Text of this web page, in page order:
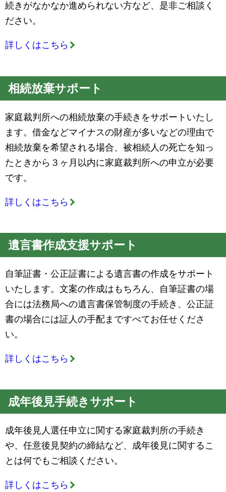
続きがなかなか進められない方など、是非ご相談く
ださい。
詳しくはこちら
相続放棄サポート
家庭裁判所への相続放棄の手続きをサポートいたし
ます。借金などマイナスの財産が多いなどの理由で
相続放棄を希望される場合、被相続人の死亡を知っ
たときから３ヶ月以内に家庭裁判所への申立が必要
です。
詳しくはこちら
遺言書作成支援サポート
自筆証書・公正証書による遺言書の作成をサポート
いたします。文案の作成はもちろん、自筆証書の場
合には法務局への遺言書保管制度の手続き、公正証
書の場合には証人の手配まですべてお任せくださ
い。
詳しくはこちら
成年後見手続きサポート
成年後見人選任申立に関する家庭裁判所の手続き
や、任意後見契約の締結など、成年後見に関するこ
とは何でもご相談ください。
詳しくはこちら